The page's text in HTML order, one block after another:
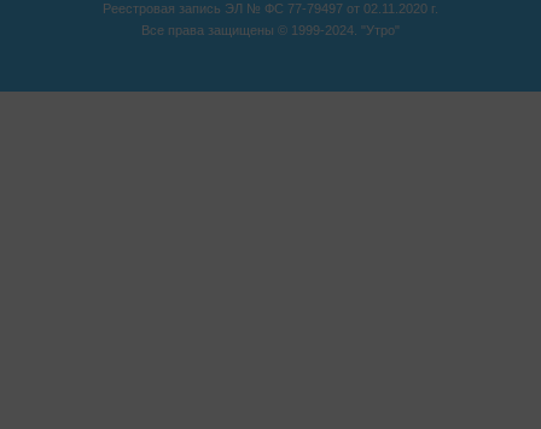
Реестровая запись ЭЛ № ФС 77-79497 от 02.11.2020 г.
Все права защищены © 1999-2024. "Утро"